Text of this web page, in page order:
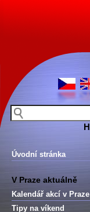
Úvodní stránka
V Praze aktuálně
Kalendář akcí v Praze
Tipy na víkend